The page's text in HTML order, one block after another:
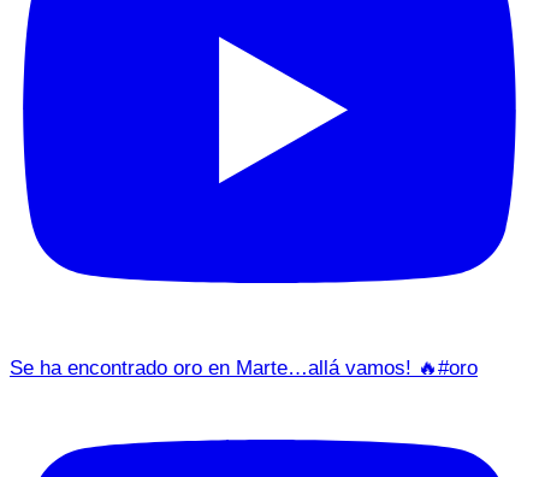
Se ha encontrado oro en Marte…allá vamos! 🔥#oro